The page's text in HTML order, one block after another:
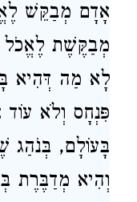
אָדָם מְבַקֵּשׁ
מְבַקֶּשֶׁת לֶאֱכֹל
לָא מַה דְּהִיא
פִּנְחָס וְלֹא
בָּעוֹלָם, בְּנֹהַג
וְהִיא מְדַבֶּרֶת